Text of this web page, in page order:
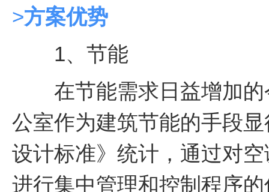
>方案优势
1、节能
在节能需求日益增加的
公室作为建筑节能的手段
设计标准》统计，通过对
进行集中管理和控制程序